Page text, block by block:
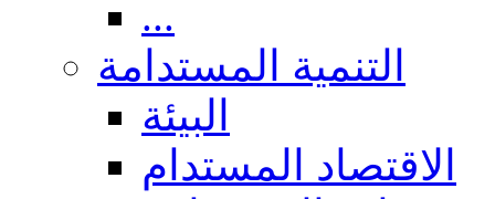
...
التنمية المستدامة
البيئة
الاقتصاد المستدام